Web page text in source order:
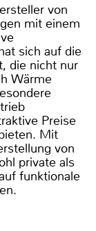
von
mit einem
sich auf die
die nicht nur
Wärme
Preise
Mit
von
private als
funktionale